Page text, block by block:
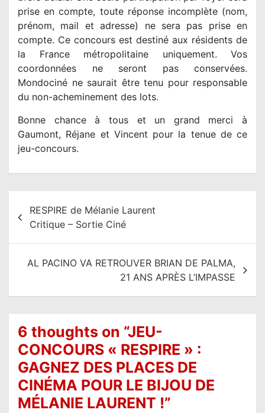
prise en compte, toute réponse incomplète (nom,
prénom, mail et adresse) ne sera pas prise en
compte. Ce concours est destiné aux résidents de
la France métropolitaine uniquement. Vos
coordonnées ne seront pas conservées.
Mondociné ne saurait être tenu pour responsable
du non-acheminement des lots.
Bonne chance à tous et un grand merci à
Gaumont, Réjane et Vincent pour la tenue de ce
jeu-concours.
RESPIRE de Mélanie Laurent
Critique – Sortie Ciné
AL PACINO VA RETROUVER BRIAN DE PALMA,
21 ANS APRÈS L’IMPASSE
6 thoughts on “JEU-
CONCOURS « RESPIRE » :
GAGNEZ DES PLACES DE
CINÉMA POUR LE BIJOU DE
MÉLANIE LAURENT !”